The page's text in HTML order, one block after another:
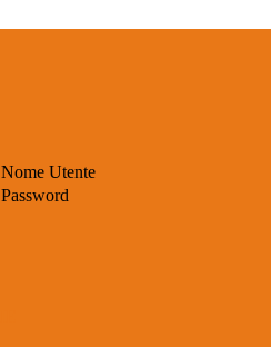
Nome Utente
Password